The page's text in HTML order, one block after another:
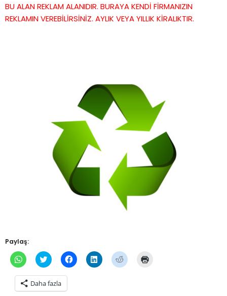
BU ALAN REKLAM ALANIDIR. BURAYA KENDİ FİRMANIZIN
REKLAMIN VEREBİLİRSİNİZ. AYLIK VEYA YILLIK KİRALIKTIR.
Paylaş:
WhatsApp'ta
paylaşmak
tıklayın
(Yeni
pencerede
Twitter
üzerinde
için
tıklayın
(Yeni
Facebook'ta
paylaşmak
Linkedln
üzerinden
Reddit
üzerinde
Daha fazla